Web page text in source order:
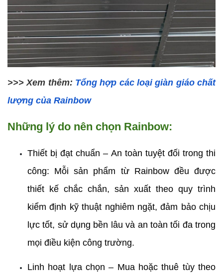
>>> Xem thêm: Tổng hợp các loại giàn giáo chất
lượng của Rainbow
Những lý do nên chọn Rainbow:
Thiết bị đạt chuẩn – An toàn tuyệt đối trong thi
công: Mỗi sản phẩm từ Rainbow đều được
thiết kế chắc chắn, sản xuất theo quy trình
kiểm định kỹ thuật nghiêm ngặt, đảm bảo chịu
lực tốt, sử dụng bền lâu và an toàn tối đa trong
mọi điều kiện công trường.
Linh hoạt lựa chọn – Mua hoặc thuê tùy theo